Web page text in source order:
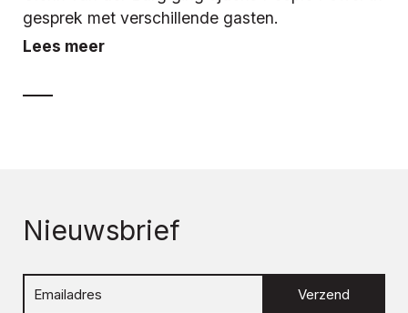
gesprek met verschillende gasten.
Lees meer
Nieuwsbrief
Verzend